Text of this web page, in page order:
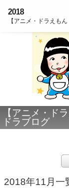
2018
【アニメ・ドラえ
【アニメ・
ドラブログ
2018年11月一